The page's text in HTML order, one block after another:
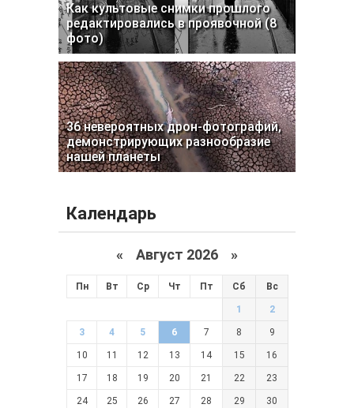
Как культовые снимки прошлого
редактировались в проявочной (8
фото)
36 невероятных дрон-фотографий,
демонстрирующих разнообразие
нашей планеты
Календарь
« Август 2026 »
Пн Вт Ср Чт Пт Сб Вс
1 2
3 4 5 6 7 8 9
10 11 12 13 14 15 16
17 18 19 20 21 22 23
24 25 26 27 28 29 30